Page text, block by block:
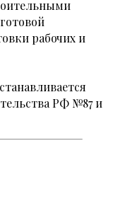
рабочих и
РФ №87 и